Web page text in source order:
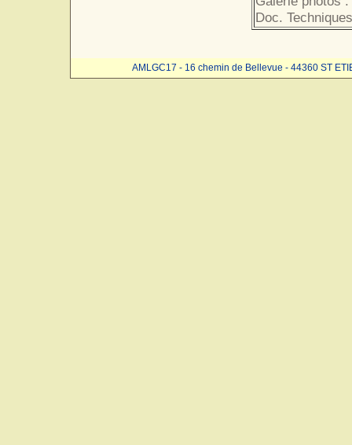
Doc.
AMLGC17 - 16 chemin de Bellevue - 44360 ST